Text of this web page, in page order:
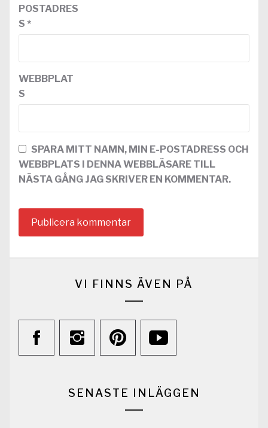
POSTADRES
S *
WEBBPLAT
S
SPARA MITT NAMN, MIN E-POSTADRESS OCH
WEBBPLATS I DENNA WEBBLÄSARE TILL
NÄSTA GÅNG JAG SKRIVER EN KOMMENTAR.
VI FINNS ÄVEN PÅ
SENASTE INLÄGGEN